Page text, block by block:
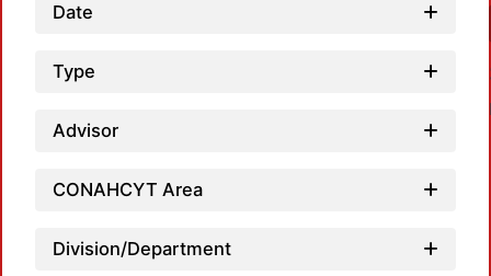
Date
Type
Advisor
CONAHCYT Area
Division/Department